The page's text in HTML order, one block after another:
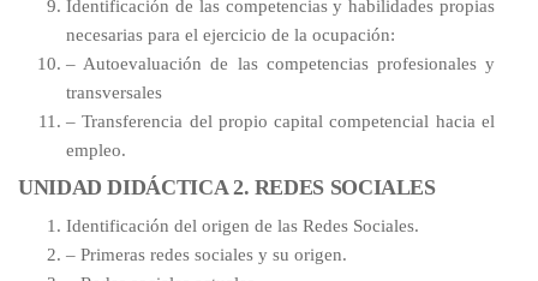
Identificación de las competencias y habilidades propias
necesarias para el ejercicio de la ocupación:
– Autoevaluación de las competencias profesionales y
transversales
– Transferencia del propio capital competencial hacia el
empleo.
UNIDAD DIDÁCTICA 2. REDES SOCIALES
Identificación del origen de las Redes Sociales.
– Primeras redes sociales y su origen.